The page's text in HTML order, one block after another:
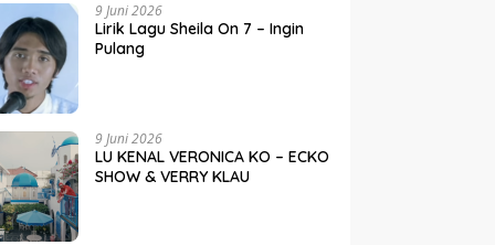
9 Juni 2026
Lirik Lagu Sheila On 7 – Ingin
Pulang
9 Juni 2026
LU KENAL VERONICA KO – ECKO
SHOW & VERRY KLAU